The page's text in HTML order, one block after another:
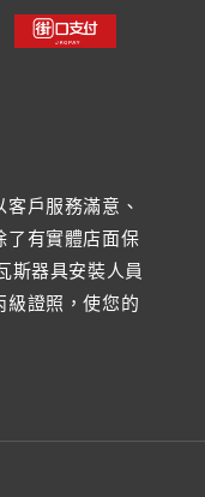
戶服務滿意、
了有實體店面保
斯器具安裝人員
級證照，使您的